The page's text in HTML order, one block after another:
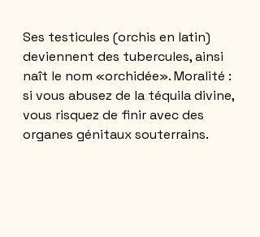
Ses testicules (orchis en latin)
deviennent des tubercules, ainsi
naît le nom «orchidée». Moralité :
si vous abusez de la téquila divine,
vous risquez de finir avec des
organes génitaux souterrains.